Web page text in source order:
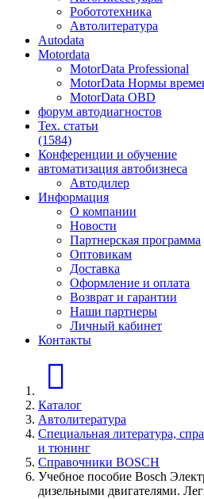
Робототехника
Автолитература
Autodata
Motordata
MotorData Professional
MotorData Нормы
MotorData OBD
форум автодиагностов
Тех. статьи
(1584)
Конференции и обучение
автоматизация автобизнеса
Автодилер
Информация
О компании
Новости
Партнерская программа
Оптовикам
Доставка
Оформление и оплата
Возврат и гарантии
Наши партнеры
Личный кабинет
Контакты
Каталог
Автолитература
Специальная литература,
и тюнинг
Справочники BOSCH
Учебное пособие Bosch
дизельными двигателями.